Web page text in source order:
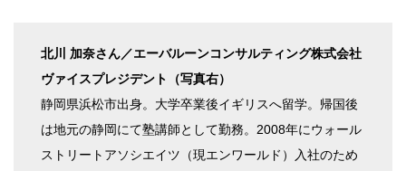
北川 加奈さん／エーバルーンコンサルティング株式会社
ヴァイスプレジデント（写真右）
静岡県浜松市出身。大学卒業後イギリスへ留学。帰国後
は地元の静岡にて塾講師として勤務。2008年にウォール
ストリートアソシエイツ（現エンワールド）入社のため